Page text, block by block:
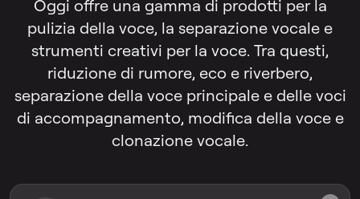
Oggi offre una gamma di prodotti per la
pulizia della voce, la separazione vocale e
strumenti creativi per la voce. Tra questi,
riduzione di rumore, eco e riverbero,
separazione della voce principale e delle voci
di accompagnamento, modifica della voce e
clonazione vocale.